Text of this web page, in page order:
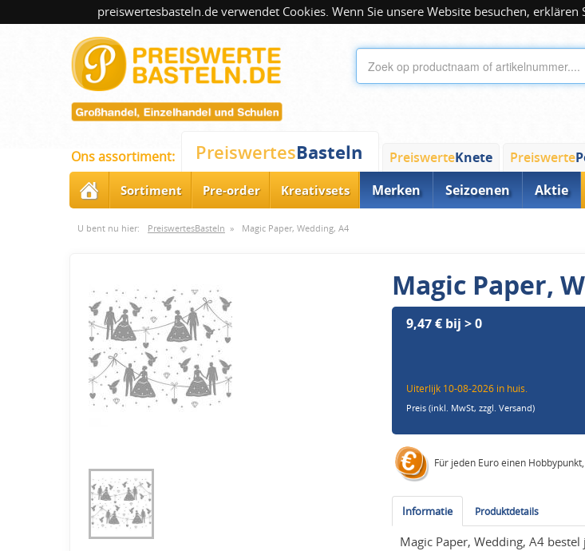
preiswertesbasteln.de verwendet Cookies. Wenn Sie unsere Website besuchen,
Ons assortiment: PreiswertesBasteln PreiswerteKnete Preiswerte
Sortiment Pre-order Kreativsets Merken Seizoenen Aktie
U bent nu hier: PreiswertesBasteln » Magic Paper, Wedding, A4
Magic Paper,
9,47 € bij > 0
Uiterlijk 10-08-2026 in huis.
Preis (inkl. MwSt,zzgl. Versand)
Für jeden Euro einen
Informatie Produktdetails
Magic Paper, Wedding, A4